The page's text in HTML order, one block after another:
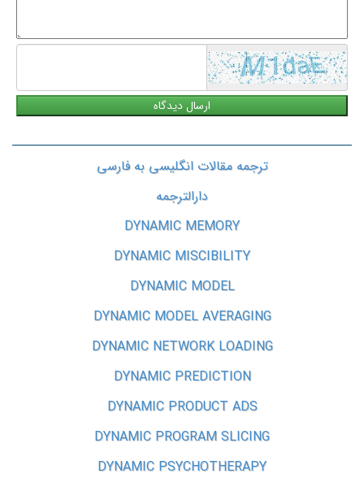
ترجمه مقالات انگلیسی به فارسی
دارالترجمه
DYNAMIC MEMORY
DYNAMIC MISCIBILITY
DYNAMIC MODEL
DYNAMIC MODEL AVERAGING
DYNAMIC NETWORK LOADING
DYNAMIC PREDICTION
DYNAMIC PRODUCT ADS
DYNAMIC PROGRAM SLICING
DYNAMIC PSYCHOTHERAPY